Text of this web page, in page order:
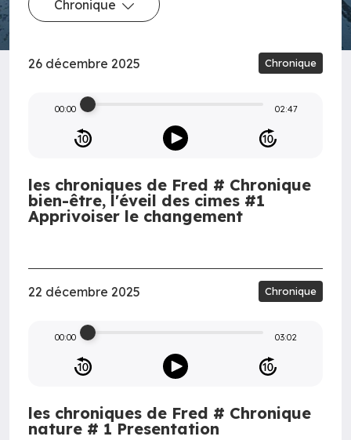
Chronique
26 décembre 2025 Chronique
00:00 02:47
les chroniques de Fred # Chronique
bien-être, l'éveil des cimes #1
Apprivoiser le changement
22 décembre 2025 Chronique
00:00 03:02
les chroniques de Fred # Chronique
nature # 1 Presentation